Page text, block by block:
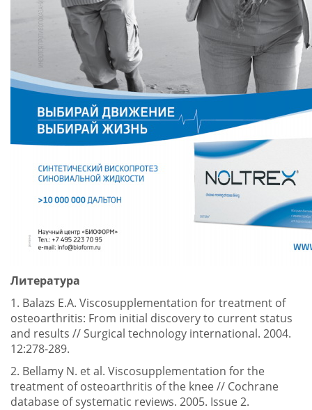
Литература
1. Balazs E.A. Viscosupplementation for treatment of
osteoarthritis: From initial discovery to current status
and results // Surgical technology international. 2004.
12:278-289.
2. Bellamy N. et al. Viscosupplementation for the
treatment of osteoarthritis of the knee // Cochrane
database of systematic reviews. 2005. Issue 2.